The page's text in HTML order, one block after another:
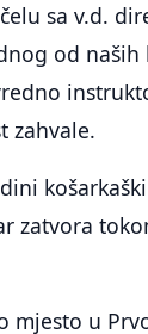
sa v.d.
od naših
zahvale.
zatvora
mjesto u